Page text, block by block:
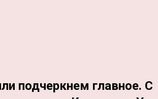
подчеркнем главное. С